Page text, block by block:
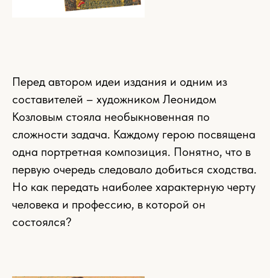
Перед автором идеи издания и одним из
составителей – художником Леонидом
Козловым стояла необыкновенная по
сложности задача. Каждому герою посвящена
одна портретная композиция. Понятно, что в
первую очередь следовало добиться сходства.
Но как передать наиболее характерную черту
человека и профессию, в которой он
состоялся?